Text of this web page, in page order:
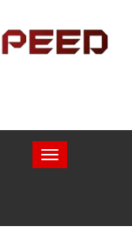
Toggle
navigation